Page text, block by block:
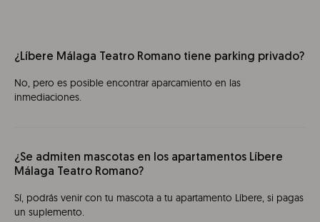
¿Líbere Málaga Teatro Romano tiene parking privado?
No, pero es posible encontrar aparcamiento en las
inmediaciones.
¿Se admiten mascotas en los apartamentos Líbere
Málaga Teatro Romano?
Sí, podrás venir con tu mascota a tu apartamento Líbere, si pagas
un suplemento.